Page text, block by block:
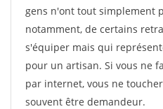
gens n'ont tout simplement
notamment, de certains
s'équiper mais qui
pour un artisan. Si vous ne
par internet, vous ne
souvent être demandeur.